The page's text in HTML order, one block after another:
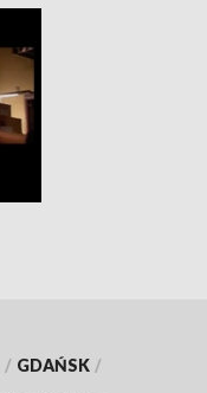
/ GDAŃSK /